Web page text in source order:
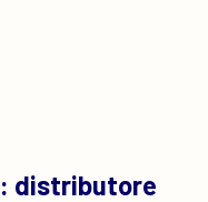
: distributore